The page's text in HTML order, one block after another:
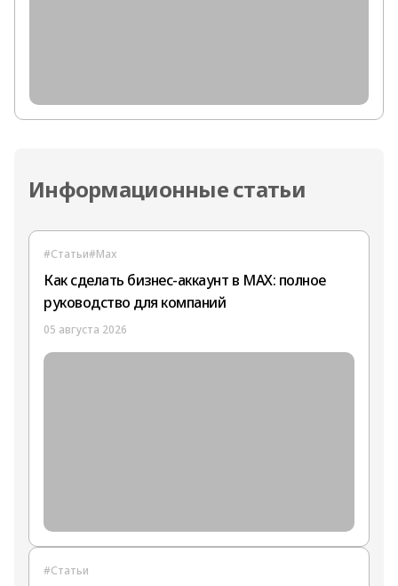
Информационные статьи
#Статьи#Max
Как сделать бизнес-аккаунт в MAX: полное
руководство для компаний
05 августа 2026
#Статьи